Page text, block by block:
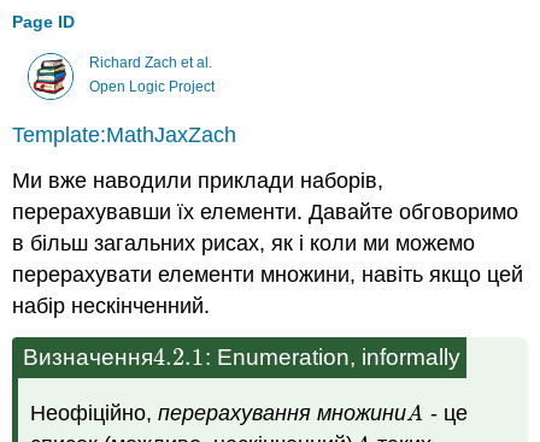
Page ID
Richard Zach et al.
Open Logic Project
Template:MathJaxZach
Ми вже наводили приклади наборів,
перерахувавши їх елементи. Давайте обговоримо
в більш загальних рисах, як і коли ми можемо
перерахувати елементи множини, навіть якщо цей
набір нескінченний.
Визначення4.2.1
4.2.1: Enumeration, informally
Неофіційно,перерахування множиниA
A - це